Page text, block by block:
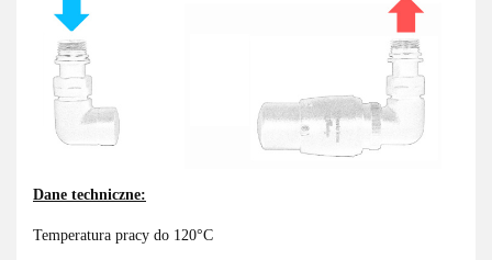
Dane techniczne:
Temperatura pracy do 120°C